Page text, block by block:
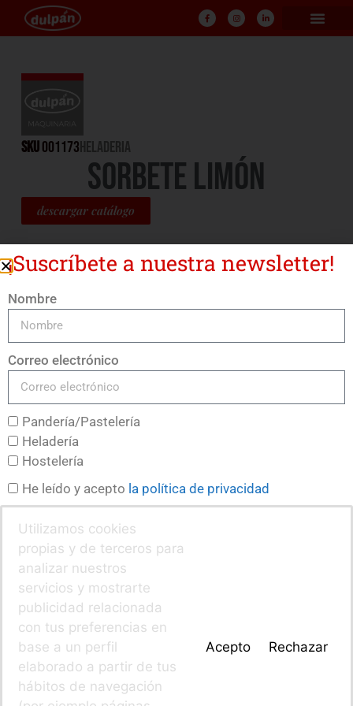
SKU001173HELADERIA
SORBETE LIMÓN
descargar catálogo
Utilizamos cookies
propias y de terceros para
analizar nuestros
servicios y mostrarte
publicidad relacionada
con tus preferencias en
base a un perfil
elaborado a partir de tus
hábitos de navegación
Acepto Rechazar
¡Suscríbete a nuestra newsletter!
Nombre
Correo electrónico
Pandería/Pastelería
Heladería
Hostelería
He leído y acepto la política de privacidad
¡Sí, quiero suscribirme!